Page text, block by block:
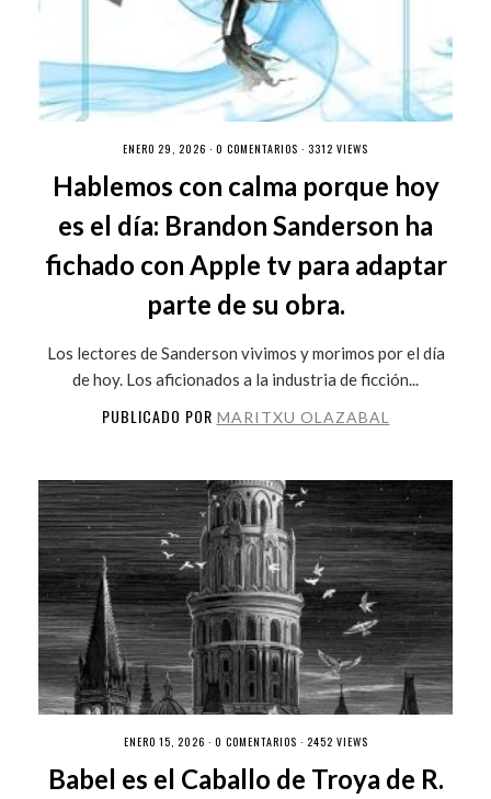
ENERO 29, 2026 · 0 COMENTARIOS · 3312 VIEWS
Hablemos con calma porque hoy
es el día: Brandon Sanderson ha
fichado con Apple tv para adaptar
parte de su obra.
Los lectores de Sanderson vivimos y morimos por el día
de hoy. Los aficionados a la industria de ficción...
PUBLICADO POR MARITXU OLAZABAL
ENERO 15, 2026 · 0 COMENTARIOS · 2452 VIEWS
Babel es el Caballo de Troya de R.